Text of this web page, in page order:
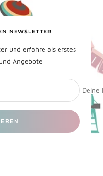
NEWSLETTER
und erfahre als erstes
Angebote!
Deine